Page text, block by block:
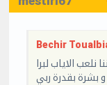
Bechir
نلعب الاياب لبرا
و بشرة بقدرة ربي